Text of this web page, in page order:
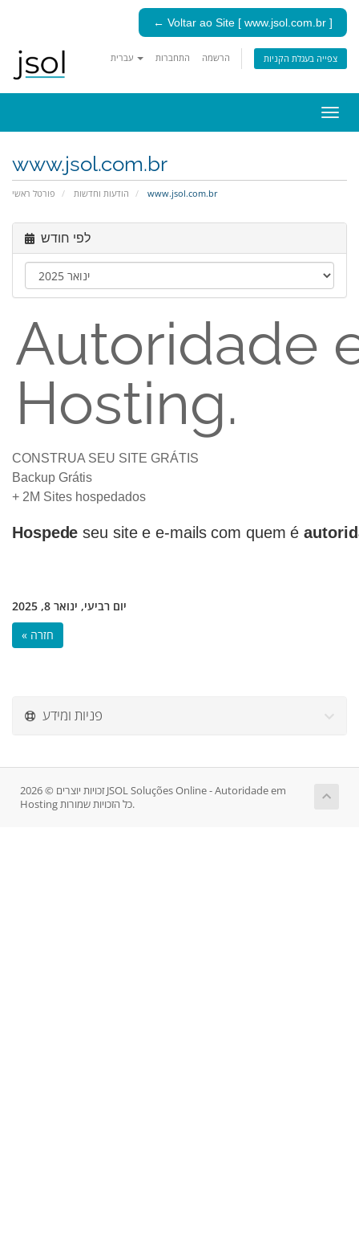
← Voltar ao Site [ www.jsol.com.br ]
התחברות הרשמה צפייה בעגלת הקניות
ניווט
www.jsol.com.br
פורטל ראשי הודעות וחדשות www.jsol.com.br
לפי חודש
Autoridade
Hosting.
CONSTRUA SEU SITE GRÁTIS
Backup Grátis
+ 2M Sites hospedados
Hospede seu site e e-mails com quem é
יום רביעי, ינואר 8, 2025
« חזרה
פניות ומידע
זכויות יוצרים © 2026 JSOL Soluções Online - Autoridade em
Hosting כל הזכויות שמורות.